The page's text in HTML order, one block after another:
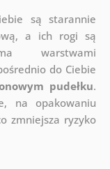
są starannie
a ich rogi są
warstwami
do Ciebie
pudełku.
na opakowaniu
zmniejsza ryzyko